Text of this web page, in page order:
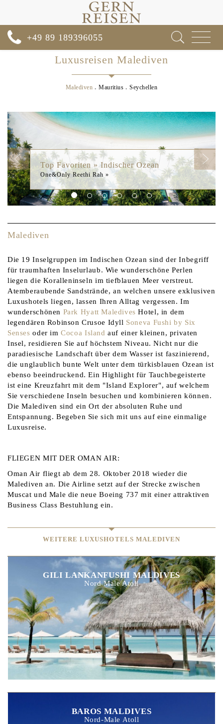
Toggle
+49 89 189396055
Luxusreisen Malediven
Malediven Mauritius Seychellen
Top Favoriten » Indischer Ozean
COMO Cocoa Island »
Previous Next
Malediven
Die 19 Inselgruppen im Indischen Ozean sind der Inbegriff
für traumhaften Inselurlaub. Wie wunderschöne Perlen
liegen die Koralleninseln im tiefblauen Meer verstreut.
Atemberaubende Sandstrände, an welchen unsere exklusiven
Luxushotels liegen, lassen Ihren Alltag vergessen. Im
wunderschönen Park Hyatt Maledives Hotel, in dem
legendären Robinson Crusoe Idyll Soneva Fushi by Six
Senses oder imCocoa Island auf einer kleinen, privaten
Insel, residieren Sie auf höchstem Niveau. Nicht nur die
paradiesische Landschaft über dem Wasser ist faszinierend,
die unglaublich bunte Welt unter dem türkisblauen Ozean ist
ebenso beeindruckend. Ein Highlight für Tauchbegeisterte
ist eine Kreuzfahrt mit dem "Island Explorer", auf welchem
Sie verschiedene Inseln besuchen und kombinieren können.
Die Malediven sind ein Ort der absoluten Ruhe und
Entspannung. Begeben Sie sich mit uns auf eine einmalige
Luxusreise.
FLIEGEN MIT DER OMAN AIR:
Oman Air fliegt ab dem 28. Oktober 2018 wieder die
Malediven an. Die Airline setzt auf der Strecke zwischen
Muscat und Male die neue Boeing 737 mit einer attraktiven
Business Class Bestuhlung ein.
WEITERE LUXUSHOTELS MALEDIVEN
GILI LANKANFUSHI MALDIVES
Nord Male Atoll
BAROS MALDIVES
Nord-Male Atoll